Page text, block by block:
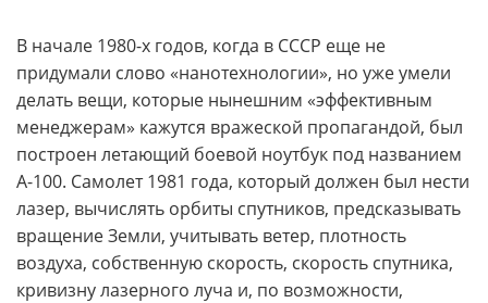
В начале 1980-х годов, когда в СССР еще не
придумали слово «нанотехнологии», но уже умели
делать вещи, которые нынешним «эффективным
менеджерам» кажутся вражеской пропагандой, был
построен летающий боевой ноутбук под названием
А-100. Самолет 1981 года, который должен был нести
лазер, вычислять орбиты спутников, предсказывать
вращение Земли, учитывать ветер, плотность
воздуха, собственную скорость, скорость спутника,
кривизну лазерного луча и, по возможности,